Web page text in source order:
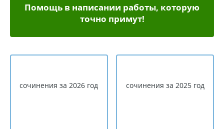
Помощь в написании работы, которую
точно примут!
сочинения за 2026 год сочинения за 2025 год